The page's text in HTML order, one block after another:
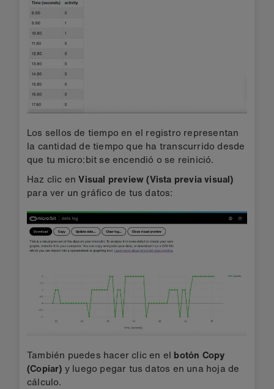
Los sellos de tiempo en el registro representan
la cantidad de tiempo que ha transcurrido desde
que tu micro:bit se encendió o se reinició.
Haz clic en Visual preview (Vista previa visual)
para ver un gráfico de tus datos:
También puedes hacer clic en el botón Copy
(Copiar) y luego pegar tus datos en una hoja de
cálculo.